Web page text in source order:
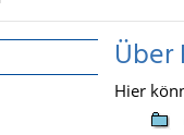
Hier